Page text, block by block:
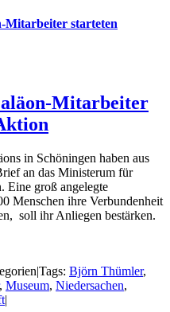
starteten
Mitarbeiter
in Schöningen haben aus
an das Ministerum für
Eine groß angelegte
Menschen ihre Verbundenheit
soll ihr Anliegen bestärken.
|Tags: Björn Thümler,
, Museum, Niedersachen,
|